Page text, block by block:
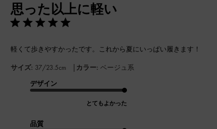
思った以上に軽い
軽くて歩きやすかったです。これから夏にいっぱい履きます！
サイズ: 37/23.5cm | カラー: ベージュ系
デザイン
とてもよかった
品質